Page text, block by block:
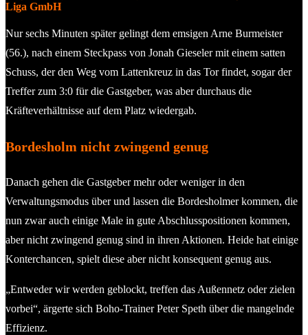
Liga GmbH
Nur sechs Minuten später gelingt dem emsigen Arne Burmeister
(56.), nach einem Steckpass von Jonah Gieseler mit einem satten
Schuss, der den Weg vom Lattenkreuz in das Tor findet, sogar der
Treffer zum 3:0 für die Gastgeber, was aber durchaus die
Kräfteverhältnisse auf dem Platz wiedergab.
Bordesholm nicht zwingend genug
Danach gehen die Gastgeber mehr oder weniger in den
Verwaltungsmodus über und lassen die Bordesholmer kommen, die
nun zwar auch einige Male in gute Abschlusspositionen kommen,
aber nicht zwingend genug sind in ihren Aktionen. Heide hat einige
Konterchancen, spielt diese aber nicht konsequent genug aus.
„Entweder wir werden geblockt, treffen das Außennetz oder zielen
vorbei“, ärgerte sich Boho-Trainer Peter Speth über die mangelnde
Effizienz.